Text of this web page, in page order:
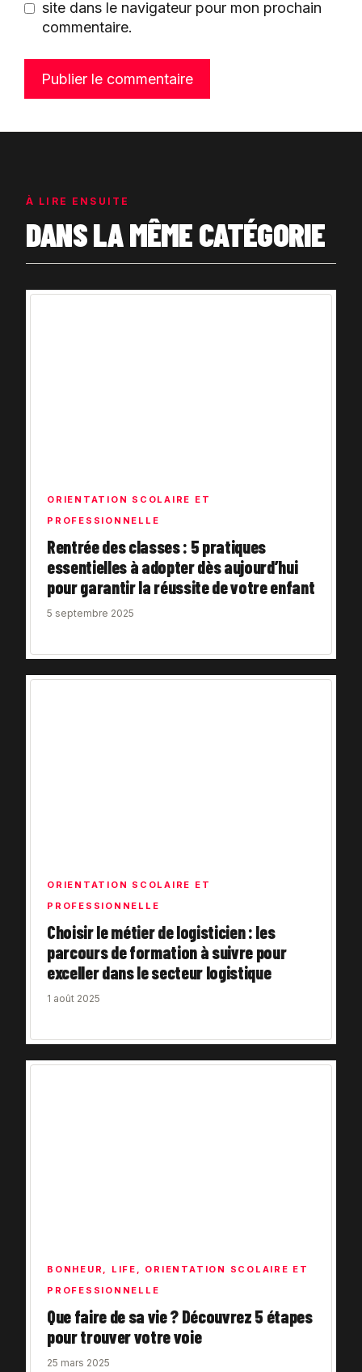
site dans le navigateur pour mon prochain
commentaire.
À LIRE ENSUITE
DANS LA MÊME CATÉGORIE
ORIENTATION SCOLAIRE ET
PROFESSIONNELLE
Rentrée des classes : 5 pratiques
essentielles à adopter dès aujourd’hui
pour garantir la réussite de votre enfant
5 septembre 2025
ORIENTATION SCOLAIRE ET
PROFESSIONNELLE
Choisir le métier de logisticien : les
parcours de formation à suivre pour
exceller dans le secteur logistique
1 août 2025
BONHEUR , LIFE , ORIENTATION SCOLAIRE ET
PROFESSIONNELLE
Que faire de sa vie ? Découvrez 5 étapes
pour trouver votre voie
25 mars 2025